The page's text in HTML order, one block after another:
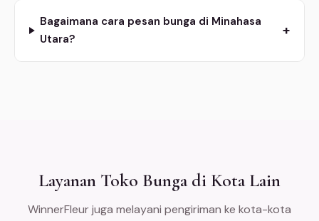
Bagaimana cara pesan bunga di Minahasa
Utara?
+
Layanan Toko Bunga di Kota Lain
WinnerFleur juga melayani pengiriman ke kota-kota